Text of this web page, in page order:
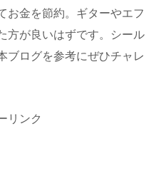
お金を節約。ギターやエフ
方が良いはずです。シール
ブログを参考にぜひチャレ
リンク